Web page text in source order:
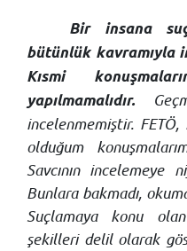
Bir insana
bütünlük kavramıyla
Kısmi
yapılmamalıdır.
incelenmemiştir. FETÖ,
olduğum
Savcının incelemeye
Bunlara bakmadı,
Suçlamaya konu olan
şekilleri delil olarak